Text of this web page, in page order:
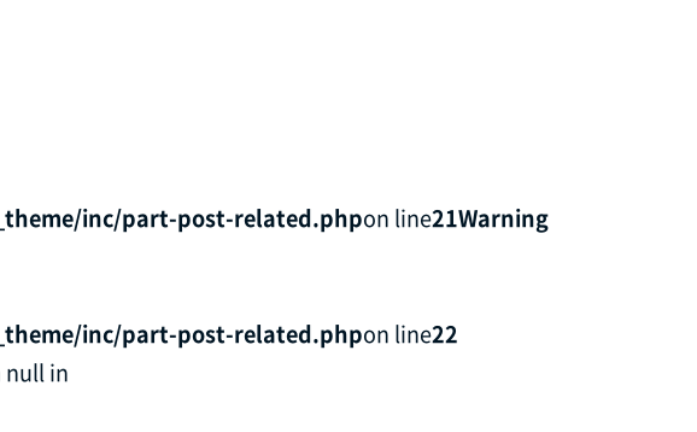
inc/part-post-related.phpon line21Warning
inc/part-post-related.phpon line22
in